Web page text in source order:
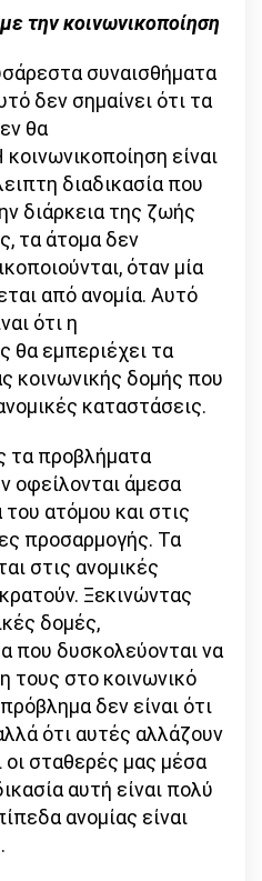
την κοινωνικοποίηση
συναισθήματα
δεν σημαίνει ότι τα
θα
είναι
διαδικασία που
διάρκεια της ζωής
τα άτομα δεν
όταν μία
από ανομία. Αυτό
ότι η
θα εμπεριέχει τα
κοινωνικής δομής που
καταστάσεις.
τα προβλήματα
οφείλονται άμεσα
ατόμου και στις
προσαρμογής. Τα
στις ανομικές
Ξεκινώντας
δομές,
που δυσκολεύονται να
τους στο κοινωνικό
δεν είναι ότι
ότι αυτές αλλάζουν
οι σταθερές μας μέσα
αυτή είναι πολύ
ανομίας είναι